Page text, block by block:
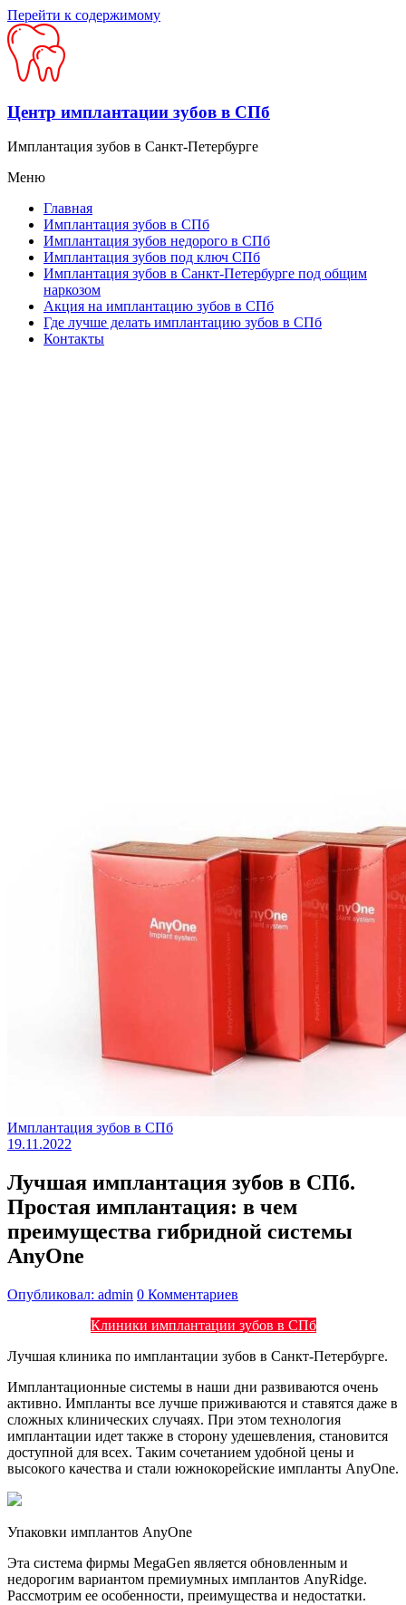
Перейти к содержимому
Центр имплантации зубов в СПб
Имплантация зубов в Санкт-Петербурге
Меню
Главная
Имплантация зубов в СПб
Имплантация зубов недорого в СПб
Имплантация зубов под ключ СПб
Имплантация зубов в Санкт-Петербурге под общим
наркозом
Акция на имплантацию зубов в СПб
Где лучше делать имплантацию зубов в СПб
Контакты
Имплантация зубов в СПб
19.11.2022
Лучшая имплантация зубов в СПб.
Простая имплантация: в чем
преимущества гибридной системы
AnyOne
Опубликовал: admin 0 Комментариев
Клиники имплантации зубов в СПб
Лучшая клиника по имплантации зубов в Санкт-Петербурге.
Имплантационные системы в наши дни развиваются очень
активно. Импланты все лучше приживаются и ставятся даже в
сложных клинических случаях. При этом технология
имплантации идет также в сторону удешевления, становится
доступной для всех. Таким сочетанием удобной цены и
высокого качества и стали южнокорейские импланты AnyOne.
Упаковки имплантов AnyOne
Эта система фирмы MegaGen является обновленным и
недорогим вариантом премиумных имплантов AnyRidge.
Рассмотрим ее особенности, преимущества и недостатки.